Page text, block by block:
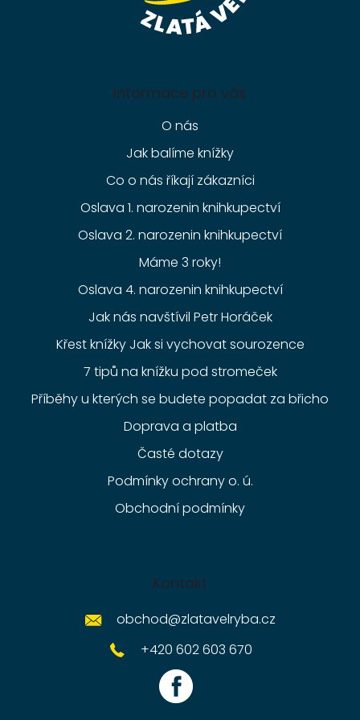
Informace pro vás
O nás
Jak balíme knížky
Co o nás říkají zákazníci
Oslava 1. narozenin knihkupectví
Oslava 2. narozenin knihkupectví
Máme 3 roky!
Oslava 4. narozenin knihkupectví
Jak nás navštívil Petr Horáček
Křest knížky Jak si vychovat sourozence
7 tipů na knížku pod stromeček
Příběhy u kterých se budete popadat za břicho
Doprava a platba
Časté dotazy
Podmínky ochrany o. ú.
Obchodní podmínky
Kontakt
obchod@zlatavelryba.cz
+420 602 603 670